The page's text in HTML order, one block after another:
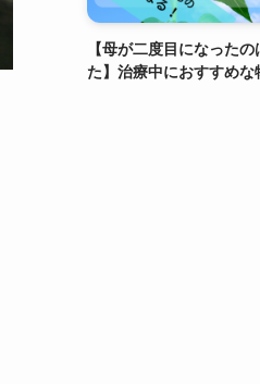
【母が二度目になった
た】治療中におすすめ